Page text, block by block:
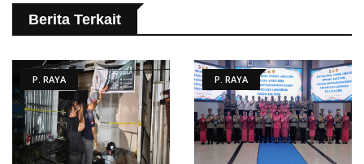
Berita Terkait
P. RAYA P. RAYA